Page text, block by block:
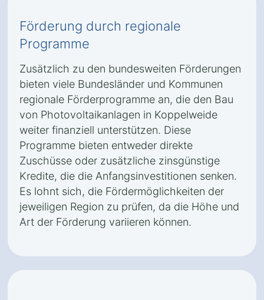
Förderung durch regionale
Programme
Zusätzlich zu den bundesweiten Förderungen
bieten viele Bundesländer und Kommunen
regionale Förderprogramme an, die den Bau
von Photovoltaikanlagen in Koppelweide
weiter finanziell unterstützen. Diese
Programme bieten entweder direkte
Zuschüsse oder zusätzliche zinsgünstige
Kredite, die die Anfangsinvestitionen senken.
Es lohnt sich, die Fördermöglichkeiten der
jeweiligen Region zu prüfen, da die Höhe und
Art der Förderung variieren können.